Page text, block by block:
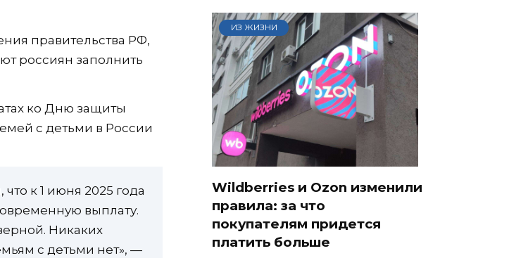
правительства РФ,
россиян заполнить
ко Дню защиты
с детьми в России
к 1 июня 2025 года
выплату.
Никаких
с детьми нет», —
ИЗ ЖИЗНИ
Wildberries и Ozon изменили
правила: за что
покупателям придется
платить больше